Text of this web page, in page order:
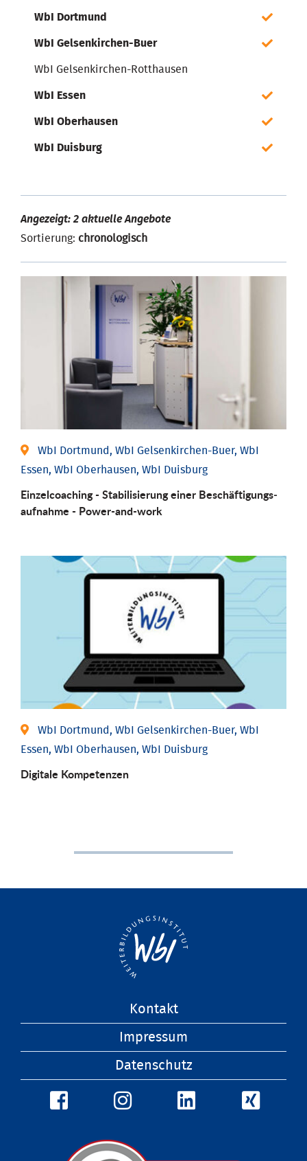
WbI Dortmund
WbI Gelsenkirchen-Buer
WbI Gelsenkirchen-Rotthausen
WbI Essen
WbI Oberhausen
WbI Duisburg
Angezeigt: 2 aktuelle Angebote
Sortierung: chronologisch
WbI Dortmund, WbI Gelsenkirchen-Buer, WbI
Essen, WbI Oberhausen, WbI Duisburg
Einzel­coaching - Stabili­sierung einer Be­schäftigungs­
aufnahme - Power-and-work
WbI Dortmund, WbI Gelsenkirchen-Buer, WbI
Essen, WbI Oberhausen, WbI Duisburg
Digitale Kompetenzen
Kontakt
Impressum
Datenschutz